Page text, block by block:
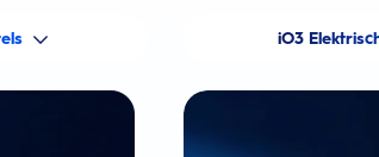
iO3